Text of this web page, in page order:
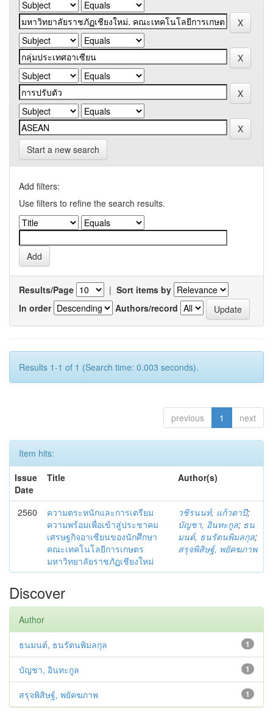
Start a new search
Add filters:
Use filters to refine the search results.
Results/Page | Sort items by
In order
Authors/record
Results 1-1 of 1 (Search time: 0.003 seconds).
previous 1 next
Item hits:
Issue
Date
Title Author(s)
2560
ความตระหนักและการเตรียม
ความพร้อมเพื่อเข้าสู่ประชาคม
เศรษฐกิจอาเซียนของนักศึกษา
คณะเทคโนโลยีการเกษตร
มหาวิทยาลัยราชภัฏเชียงใหม่
วชิรนนท์, แก้วตาปี;
บัญชา, อินทะกูล; ธน
มนต์, ธนรัตนพิมลกุล;
สรุจพิสิษฐ์, พยัคฆภาพ
Discover
Author
1
ธนมนต์, ธนรัตนพิมลกุล
1
บัญชา, อินทะกูล
1
สรุจพิสิษฐ์, พยัคฆภาพ